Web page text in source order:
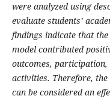
were analyzed using
evaluate students’
findings indicate that
model contributed
outcomes, participation,
activities. Therefore,
can be considered an